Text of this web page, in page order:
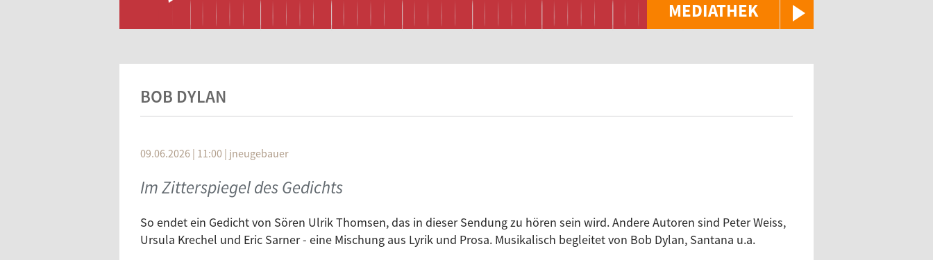
MEDIATHEK
BOB DYLAN
09.06.2026 | 11:00 | jneugebauer
Im Zitterspiegel des Gedichts
So endet ein Gedicht von Sören Ulrik Thomsen, das in dieser Sendung zu hören sein wird. Andere Autoren sind Peter Weiss,
Ursula Krechel und Eric Sarner - eine Mischung aus Lyrik und Prosa. Musikalisch begleitet von Bob Dylan, Santana u.a.